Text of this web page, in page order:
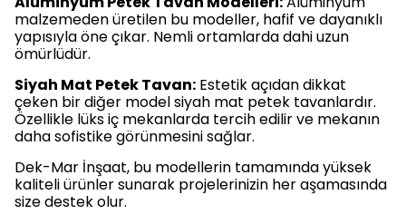
malzemeden üretilen bu modeller, hafif ve dayanıklı
yapısıyla öne çıkar. Nemli ortamlarda dahi uzun
ömürlüdür.
Siyah Mat Petek Tavan: Estetik açıdan dikkat
çeken bir diğer model siyah mat petek tavanlardır.
Özellikle lüks iç mekanlarda tercih edilir ve mekanın
daha sofistike görünmesini sağlar.
Dek-Mar İnşaat, bu modellerin tamamında yüksek
kaliteli ürünler sunarak projelerinizin her aşamasında
size destek olur.